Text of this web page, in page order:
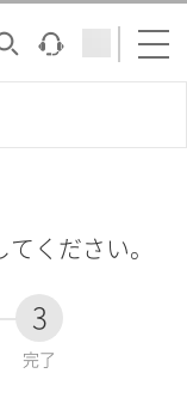
ください。
3
完了